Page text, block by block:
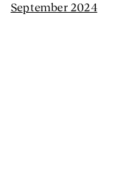
September 2024